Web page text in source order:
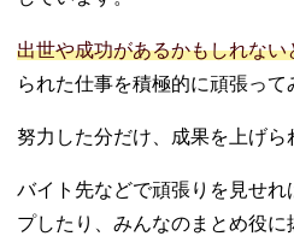
出世や成功があるかもしれない
られた仕事を積極的に頑張って
努力した分だけ、成果を上げら
バイト先などで頑張りを見せ
プしたり、みんなのまとめ役